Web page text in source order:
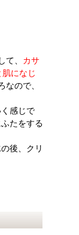
て、 カサ
になじ
ので、
感じで
たをする
後、クリ